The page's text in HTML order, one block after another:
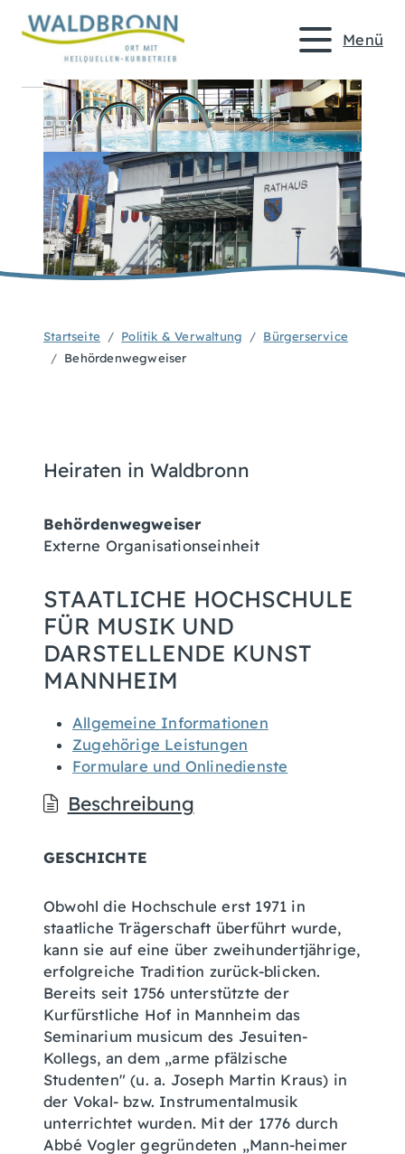
Menü
Startseite Politik & Verwaltung
Bürgerservice
Behördenwegweiser
Heiraten in Waldbronn
Behördenwegweiser
Externe Organisationseinheit
STAATLICHE HOCHSCHULE
FÜR MUSIK UND
DARSTELLENDE KUNST
MANNHEIM
Allgemeine Informationen
Zugehörige Leistungen
Formulare und Onlinedienste
Beschreibung
GESCHICHTE
Obwohl die Hochschule erst 1971 in
staatliche Trägerschaft überführt wurde,
kann sie auf eine über zweihundertjährige,
erfolgreiche Tradition zurück-blicken.
Bereits seit 1756 unterstützte der
Kurfürstliche Hof in Mannheim das
Seminarium musicum des Jesuiten-
Kollegs, an dem „arme pfälzische
Studenten" (u. a. Joseph Martin Kraus) in
der Vokal- bzw. Instrumentalmusik
unterrichtet wurden. Mit der 1776 durch
Abbé Vogler gegründeten „Mann-heimer